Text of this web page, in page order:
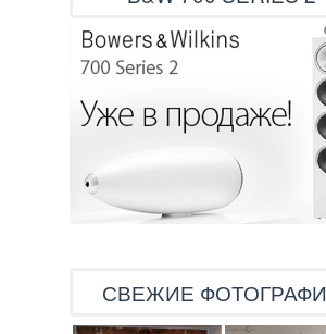
СВЕЖИЕ